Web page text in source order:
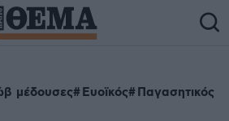
μέδουσες Ευοϊκός Παγασητικός